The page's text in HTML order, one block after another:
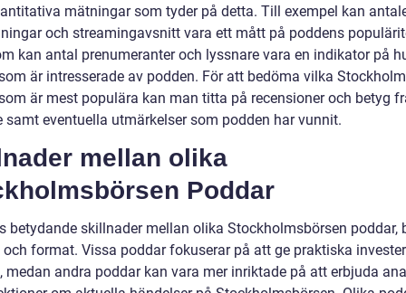
mätningar som tyder på detta. Till exempel kan
och streamingavsnitt vara ett mått på poddens
kan antal prenumeranter och lyssnare vara en indikator på
är intresserade av podden. För att bedöma vilka
är mest populära kan man titta på recensioner och betyg
samt eventuella utmärkelser som podden har vunnit.
mellan olika
Poddar
betydande skillnader mellan olika Stockholmsbörsen poddar,
format. Vissa poddar fokuserar på att ge praktiska
medan andra poddar kan vara mer inriktade på att erbjuda